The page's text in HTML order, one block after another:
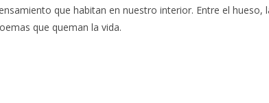
que habitan en nuestro interior. Entre el hueso,
que queman la vida.